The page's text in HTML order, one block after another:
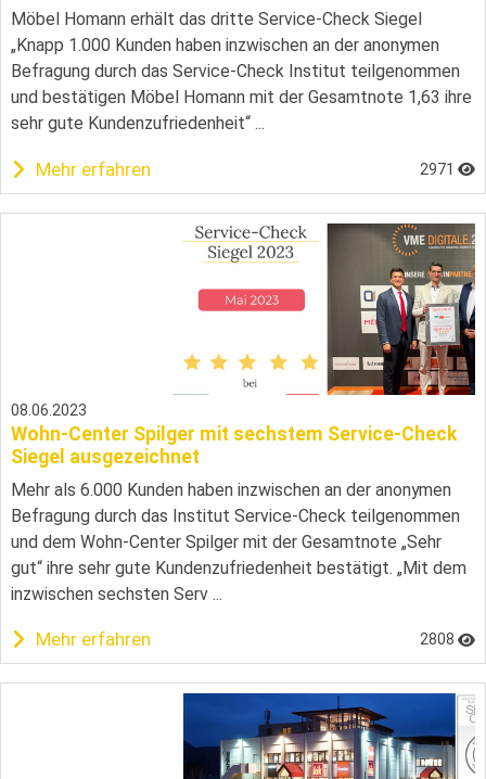
Möbel Homann erhält das dritte Service-Check Siegel
„Knapp 1.000 Kunden haben inzwischen an der anonymen
Befragung durch das Service-Check Institut teilgenommen
und bestätigen Möbel Homann mit der Gesamtnote 1,63 ihre
sehr gute Kundenzufriedenheit“ ...
Mehr erfahren 2971
08.06.2023
Wohn-Center Spilger mit sechstem Service-Check
Siegel ausgezeichnet
Mehr als 6.000 Kunden haben inzwischen an der anonymen
Befragung durch das Institut Service-Check teilgenommen
und dem Wohn-Center Spilger mit der Gesamtnote „Sehr
gut“ ihre sehr gute Kundenzufriedenheit bestätigt. „Mit dem
inzwischen sechsten Serv ...
Mehr erfahren 2808